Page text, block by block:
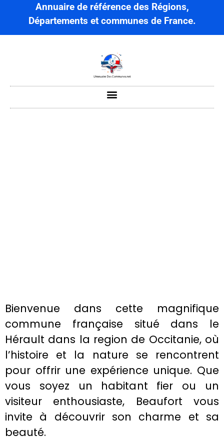
Annuaire de référence des Régions,
Départements et communes de France.
Bienvenue dans cette magnifique
commune française situé dans le
Hérault dans la region de Occitanie, où
l’histoire et la nature se rencontrent
pour offrir une expérience unique. Que
vous soyez un habitant fier ou un
visiteur enthousiaste, Beaufort vous
invite à découvrir son charme et sa
beauté.